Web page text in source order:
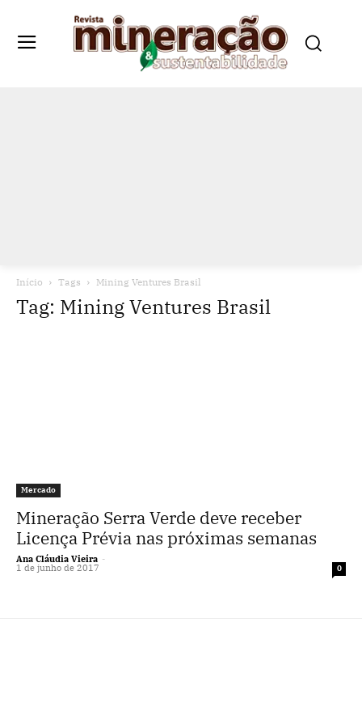
Início Tags Mining Ventures Brasil
Tag: Mining Ventures Brasil
Mercado
Mineração Serra Verde deve receber
Licença Prévia nas próximas semanas
Ana Cláudia Vieira -
1 de junho de 2017 0